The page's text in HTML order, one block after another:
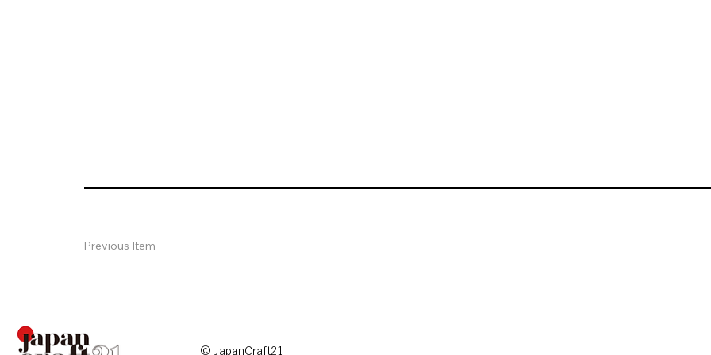
Previous Item
© JapanCraft21